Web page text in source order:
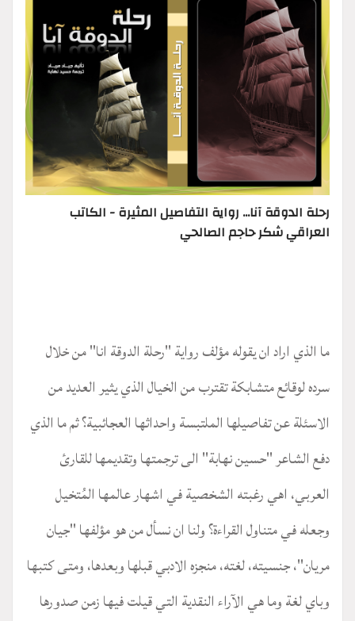
رحلة الدوقة آنا... رواية التفاصيل المثيرة - الكاتب
العراقي شكر حاجم الصالحي
ما الذي اراد ان يقوله مؤلف رواية "رحلة الدوقة انا" من خلال
سرده لوقائع متشابكة تقترب من الخيال الذي يثير العديد من
الاسئلة عن تفاصيلها الملتبسة واحداثها العجائبية؟ ثم ما الذي
دفع الشاعر "حسين نهابة" الى ترجمتها وتقديمها للقارئ
العربي، اهي رغبته الشخصية في اشهار عالمها المُتخيل
وجعله في متناول القراءة؟ ولنا ان نسأل من هو مؤلفها "جيان
مريان"، جنسيته، لغته، منجزه الادبي قبلها وبعدها، ومتى كتبها
وباي لغة وما هي الآراء النقدية التي قيلت فيها زمن صدورها